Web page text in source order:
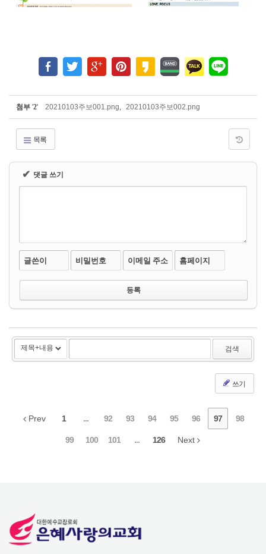
첨부 '2' 20210103주보001.png, 20210103주보002.png
목록
✔ 댓글 쓰기
글쓴이 비밀번호 이메일 주소 홈페이지
검색
쓰기
Prev 1 ... 92 93 94 95 96 97 98
99 100 101 ... 126 Next